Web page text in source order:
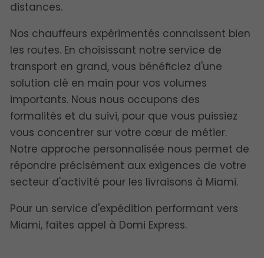
distances.
Nos chauffeurs expérimentés connaissent bien
les routes. En choisissant notre service de
transport en grand, vous bénéficiez d'une
solution clé en main pour vos volumes
importants. Nous nous occupons des
formalités et du suivi, pour que vous puissiez
vous concentrer sur votre cœur de métier.
Notre approche personnalisée nous permet de
répondre précisément aux exigences de votre
secteur d'activité pour les livraisons à Miami.
Pour un service d'expédition performant vers
Miami, faites appel à Domi Express.